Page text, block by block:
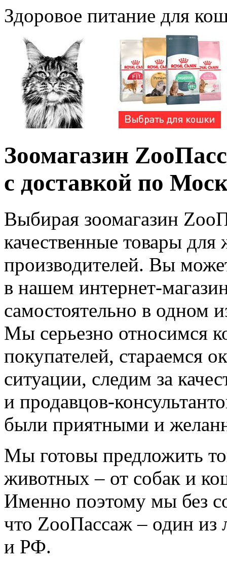
Здоровое питание для
Зоомагазин
с доставкой по
Выбирая зоомагазин
качественные товары
производителей. Вы
в нашем интернет-
самостоятельно в одном
Мы серьезно относимся
покупателей, стараемся
ситуации, следим за
и продавцов-
были приятными и
Мы готовы предложить
животных – от собак и
Именно поэтому мы без
что ZooПассаж – один из
и РФ.